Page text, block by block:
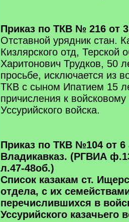
Приказ по ТКВ № 216 от
Отставной урядник стан.
Кизлярского отд, Терской
Харитонович Трудков, 50
просьбе, исключается из
ТКВ с сыном Ипатием 15
причисления к
Уссурийского войска.
Приказ по ТКВ №104 от 6
Владикавказ. (РГВИА
л.47-48об.)
Список казакам ст.
отдела, с их
перечислившихся в
Уссурийского казачьего